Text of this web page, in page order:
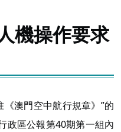
機操作要求
澳門空中航行規章》”的
政區公報第40期第一組內